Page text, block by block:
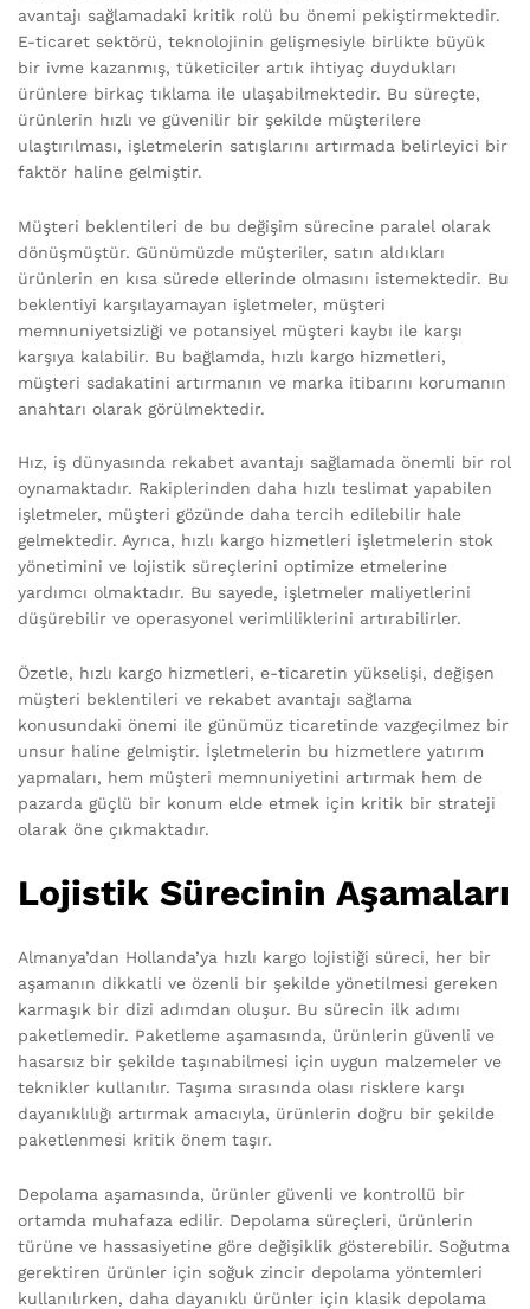
avantajı sağlamadaki kritik rolü bu önemi pekiştirmektedir.
E-ticaret sektörü, teknolojinin gelişmesiyle birlikte büyük
bir ivme kazanmış, tüketiciler artık ihtiyaç duydukları
ürünlere birkaç tıklama ile ulaşabilmektedir. Bu süreçte,
ürünlerin hızlı ve güvenilir bir şekilde müşterilere
ulaştırılması, işletmelerin satışlarını artırmada belirleyici bir
faktör haline gelmiştir.
Müşteri beklentileri de bu değişim sürecine paralel olarak
dönüşmüştür. Günümüzde müşteriler, satın aldıkları
ürünlerin en kısa sürede ellerinde olmasını istemektedir. Bu
beklentiyi karşılayamayan işletmeler, müşteri
memnuniyetsizliği ve potansiyel müşteri kaybı ile karşı
karşıya kalabilir. Bu bağlamda, hızlı kargo hizmetleri,
müşteri sadakatini artırmanın ve marka itibarını korumanın
anahtarı olarak görülmektedir.
Hız, iş dünyasında rekabet avantajı sağlamada önemli bir rol
oynamaktadır. Rakiplerinden daha hızlı teslimat yapabilen
işletmeler, müşteri gözünde daha tercih edilebilir hale
gelmektedir. Ayrıca, hızlı kargo hizmetleri işletmelerin stok
yönetimini ve lojistik süreçlerini optimize etmelerine
yardımcı olmaktadır. Bu sayede, işletmeler maliyetlerini
düşürebilir ve operasyonel verimliliklerini artırabilirler.
Özetle, hızlı kargo hizmetleri, e-ticaretin yükselişi, değişen
müşteri beklentileri ve rekabet avantajı sağlama
konusundaki önemi ile günümüz ticaretinde vazgeçilmez bir
unsur haline gelmiştir. İşletmelerin bu hizmetlere yatırım
yapmaları, hem müşteri memnuniyetini artırmak hem de
pazarda güçlü bir konum elde etmek için kritik bir strateji
olarak öne çıkmaktadır.
Lojistik Sürecinin Aşamaları
Almanya’dan Hollanda’ya hızlı kargo lojistiği süreci, her bir
aşamanın dikkatli ve özenli bir şekilde yönetilmesi gereken
karmaşık bir dizi adımdan oluşur. Bu sürecin ilk adımı
paketlemedir. Paketleme aşamasında, ürünlerin güvenli ve
hasarsız bir şekilde taşınabilmesi için uygun malzemeler ve
teknikler kullanılır. Taşıma sırasında olası risklere karşı
dayanıklılığı artırmak amacıyla, ürünlerin doğru bir şekilde
paketlenmesi kritik önem taşır.
Depolama aşamasında, ürünler güvenli ve kontrollü bir
ortamda muhafaza edilir. Depolama süreçleri, ürünlerin
türüne ve hassasiyetine göre değişiklik gösterebilir. Soğutma
gerektiren ürünler için soğuk zincir depolama yöntemleri
kullanılırken, daha dayanıklı ürünler için klasik depolama